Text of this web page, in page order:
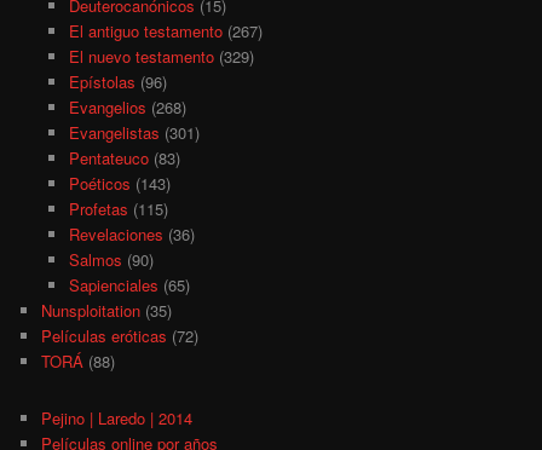
Deuterocanónicos (15)
El antiguo testamento(267)
El nuevo testamento(329)
Epístolas (96)
Evangelios (268)
Evangelistas (301)
Pentateuco(83)
Poéticos (143)
Profetas (115)
Revelaciones (36)
Salmos (90)
Sapienciales (65)
Nunsploitation (35)
Películas eróticas (72)
TORÁ (88)
Pejino | Laredo | 2014
Películas online por años